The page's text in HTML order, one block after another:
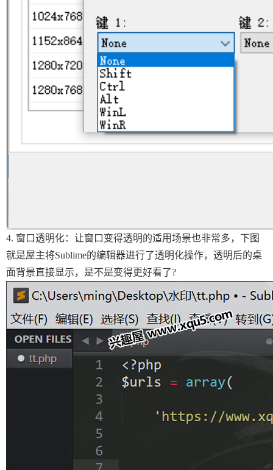
4. 窗口透明化：让窗口变得透明的适用场景也非常多，下图
就是屋主将Sublime的编辑器进行了透明化操作，透明后的桌
面背景直接显示，是不是变得更好看了?